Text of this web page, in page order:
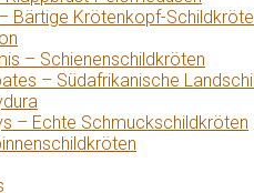
Bärtige Krötenkopf-
– Schienenschildkröten
– Südafrikanische
– Echte Schmuckschildkröten